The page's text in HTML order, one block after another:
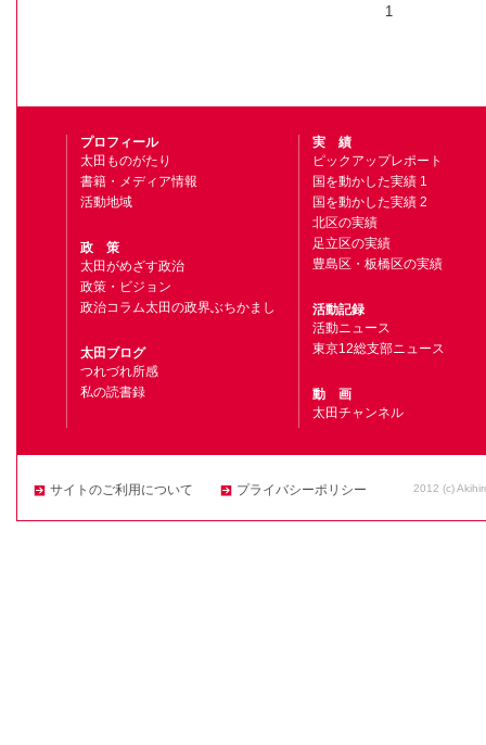
1
プロフィール
太田ものがたり
書籍・メディア情報
活動地域
政 策
太田がめざす政治
政策・ビジョン
政治コラム太田の政界ぶちかまし
太田ブログ
つれづれ所感
私の読書録
実 績
ピックアップレポート
国を動かした実績 1
国を動かした実績 2
北区の実績
足立区の実績
豊島区・板橋区の実績
活動記録
活動ニュース
東京12総支部ニュース
動 画
太田チャンネル
サイトのご利用について プライバシーポリシー 2012 (c)